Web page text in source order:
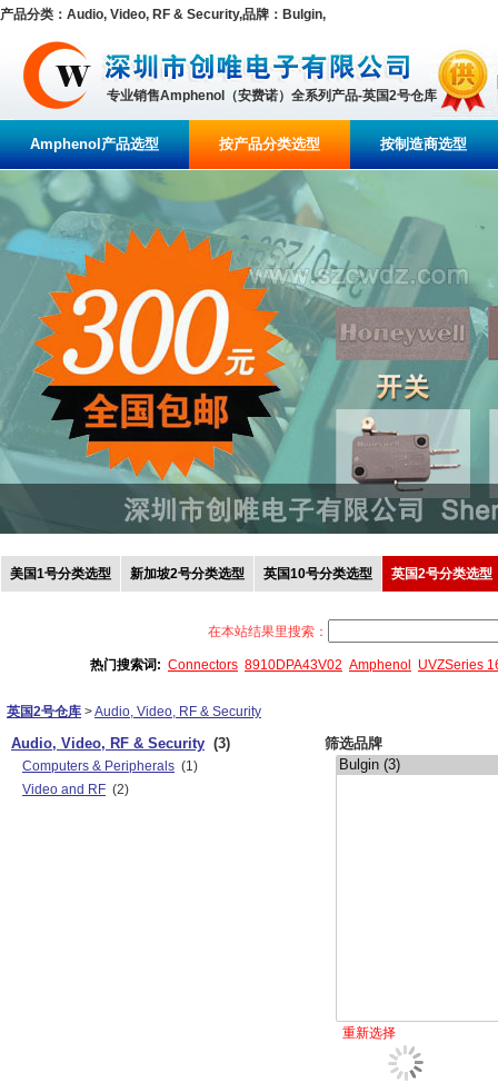
产品分类：Audio, Video, RF & Security,品牌：Bulgin,
专业销售Amphenol（安费诺）全系列产品-英国2号仓库
Amphenol产品选型 按产品分类选型 按制造商选型
美国1号分类选型 新加坡2号分类选型 英国10号分类选型 英国2号分类选型
在本站结果里搜索：
热门搜索词: Connectors 8910DPA43V02 Amphenol UVZSeries
英国2号仓库 >Audio, Video, RF & Security
Audio, Video, RF & Security (3)
Computers & Peripherals (1)
Video and RF (2)
筛选品牌
重新选择